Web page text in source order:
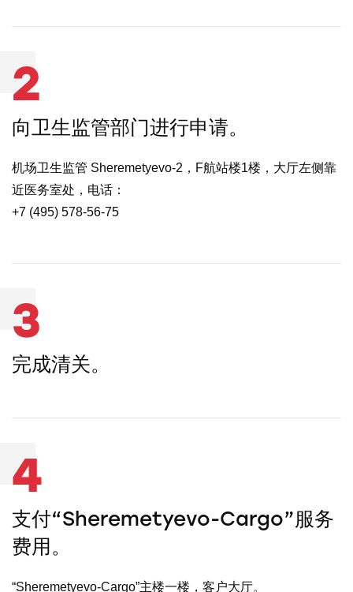
2
向卫生监管部门进行申请。
机场卫生监管 Sheremetyevo-2，F航站楼1楼，大厅左侧靠
近医务室处，电话：
+7 (495) 578-56-75
3
完成清关。
4
支付“Sheremetyevo-Cargo”服务
费用。
“Sheremetyevo-Cargo”主楼一楼，客户大厅。